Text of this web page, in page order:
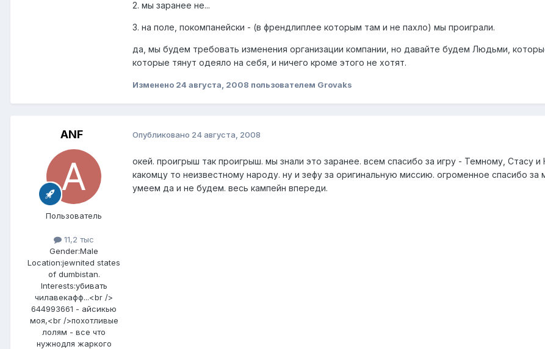
2. мы заранее не...
3. на поле, покомпанейски - (в френдлиплее которым там и не пахло) мы проиграли.
да, мы будем требовать изменения организации компании, но давайте будем Людьми,
которые тянут одеяло на себя, и ничего кроме этого не хотят.
Изменено 24 августа, 2008 пользователем Grovaks
ANF
Пользователь
11,2 тыс
Gender:Male
Location:jewnited states
of dumbistan.
Interests:убивать
чилавекафф...<br />
644993661 - айсикью
моя,<br />похотливые
лолям - все что
нужнодля жаркого
Опубликовано 24 августа, 2008
окей. проигрыш так проигрыш. мы знали это заранее. всем спасибо за игру - Темному, Стасу
какомцу то неизвестному народу. ну и зефу за оригинальную миссию. огроменное спасибо
умеем да и не будем. весь кампейн впереди.